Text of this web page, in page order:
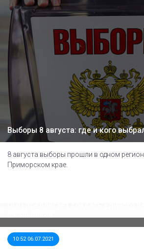
Выборы 8 августа: где и кого
8 августа выборы прошли в одном
Приморском крае.
10:52 06.07.2021